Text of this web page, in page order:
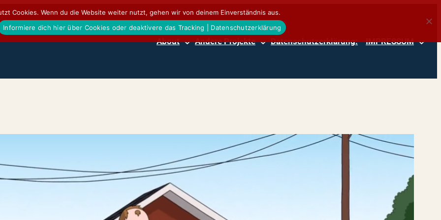
About Andere Projekte Datenschutzerklärung: IMPRESSUM
Cookies. Wenn du die Website weiter nutzt, gehen wir von deinem Einverständnis aus.
Informiere dich hier über Cookies oder deaktivere das Tracking | Datenschutzerklärung